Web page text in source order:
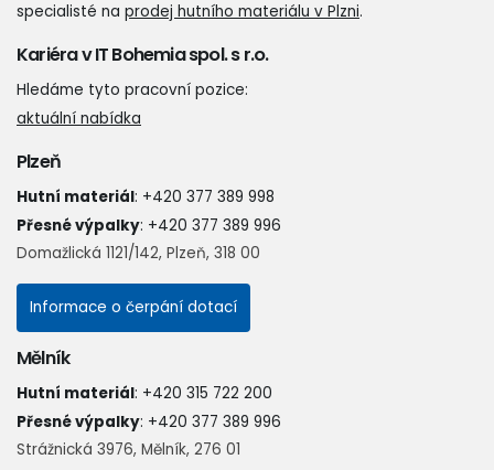
specialisté na prodej hutního materiálu v Plzni.
Kariéra v IT Bohemia spol. s r.o.
Hledáme tyto pracovní pozice:
aktuální nabídka
Plzeň
Hutní materiál: +420 377 389 998
Přesné výpalky: +420 377 389 996
Domažlická 1121/142, Plzeň, 318 00
Informace o čerpání dotací
Mělník
Hutní materiál: +420 315 722 200
Přesné výpalky: +420 377 389 996
Strážnická 3976, Mělník, 276 01